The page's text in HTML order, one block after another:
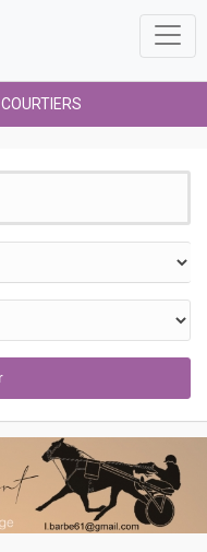
COURTIERS